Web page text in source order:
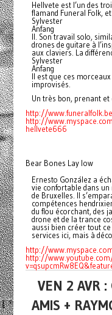
Hellvete est l’un des
flamand Funeral Folk,
Sylvester
Anfang
II. Son travail solo,
drones de guitare à
aux claviers. La
Sylvester
Anfang
II est que ces
improvisés.
Un très bon, prenant
http://
http://
hellvete666
Bear Bones Lay low
Ernesto González a
vie confortable dans
de Bruxelles. Il
compétences
du flou écorchant, des
drone et de la trance
aussi bien créer tout
services ici, mais à
http://
http://
v
VEN 2 AVR
AMIS +